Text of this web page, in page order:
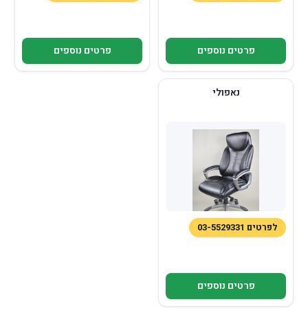
פרטים נוספים פרטים נוספים
נאפולי
לפרטים 03-5529331
פרטים נוספים